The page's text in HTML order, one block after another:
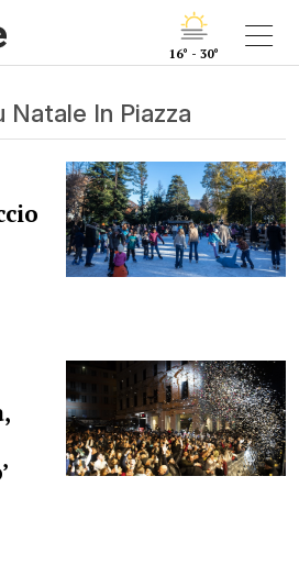
16° - 30°
Natale In Piazza